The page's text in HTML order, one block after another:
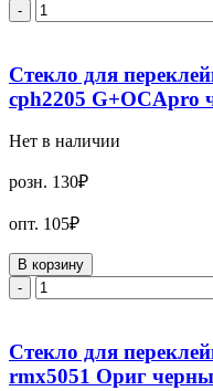
-
Стекло для
cph2205 G+OCApro
Нет в наличии
розн. 130₽
опт. 105₽
В корзину
-
Стекло для
rmx5051 Ориг